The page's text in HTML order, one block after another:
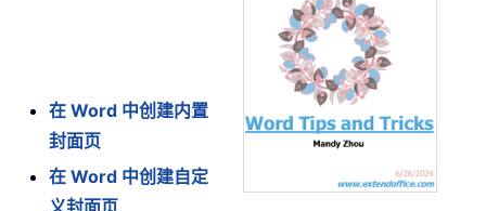
在 Word 中创建内置
封面页
在 Word 中创建自定